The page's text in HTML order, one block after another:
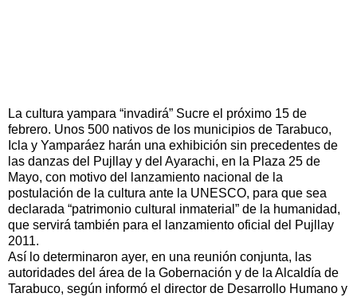
La cultura yampara “invadirá” Sucre el próximo 15 de
febrero. Unos 500 nativos de los municipios de Tarabuco,
Icla y Yamparáez harán una exhibición sin precedentes de
las danzas del Pujllay y del Ayarachi, en la Plaza 25 de
Mayo, con motivo del lanzamiento nacional de la
postulación de la cultura ante la UNESCO, para que sea
declarada “patrimonio cultural inmaterial” de la humanidad,
que servirá también para el lanzamiento oficial del Pujllay
2011.
Así lo determinaron ayer, en una reunión conjunta, las
autoridades del área de la Gobernación y de la Alcaldía de
Tarabuco, según informó el director de Desarrollo Humano y